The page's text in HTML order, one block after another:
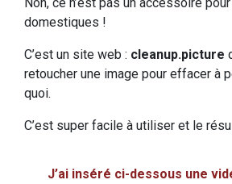
domestiques !
C’est un site web : cleanup.picture
retoucher une image pour effacer à
quoi.
C’est super facile à utiliser et le
J’ai inséré ci-dessous une